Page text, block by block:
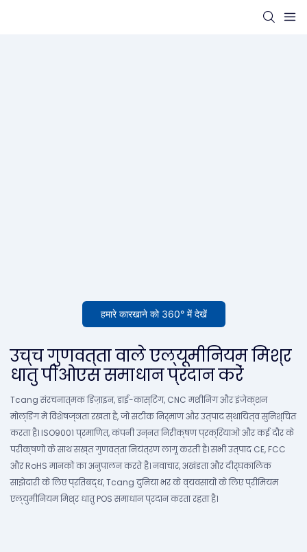
उच्च गुणवत्ता वाले एल्यूमीनियम मिश्र
धातु पीओएस समाधान प्रदान करें
Tcang संरचनात्मक डिज़ाइन, डाई-कास्टिंग, CNC मशीनिंग और इंजेक्शन
मोल्डिंग में विशेषज्ञता रखता है, जो सटीक निर्माण और उत्पाद स्थायित्व सुनिश्चित
करता है। ISO9001 प्रमाणित, कंपनी उन्नत निरीक्षण प्रक्रियाओं और कई दौर के
परीक्षणों के साथ सख्त गुणवत्ता नियंत्रण लागू करती है। सभी उत्पाद CE, FCC
और RoHS मानकों का अनुपालन करते हैं। नवाचार, अखंडता और दीर्घकालिक
साझेदारी के लिए प्रतिबद्ध, Tcang दुनिया भर के व्यवसायों के लिए प्रीमियम
एल्युमीनियम मिश्र धातु POS समाधान प्रदान करता रहता है।
हमारे कारखाने को 360° में देखें